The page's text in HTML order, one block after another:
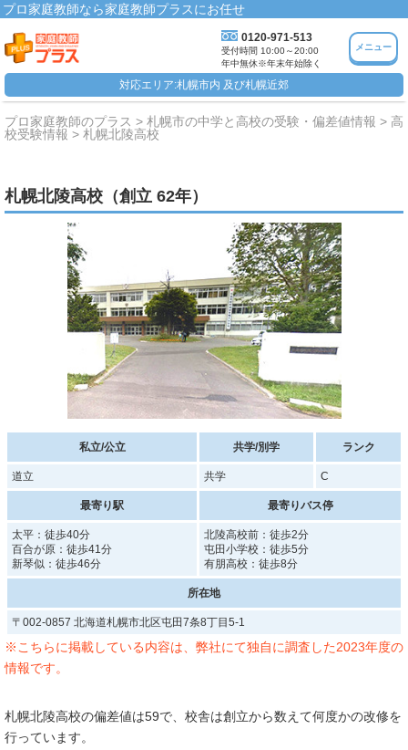
プロ家庭教師なら家庭教師プラスにお任せ
0120-971-513
受付時間 10:00～20:00
年中無休※年末年始除く
メニュー
対応エリア:札幌市内 及び札幌近郊
プロ家庭教師のプラス 札幌市の中学と高校の受験・偏差値情報
高
校受験情報
札幌北陵高校
札幌北陵高校（創立 62年）
私立/公立 共学/別学 ランク
道立 共学 C
最寄り駅 最寄りバス停
太平：徒歩40分
百合が原：徒歩41分
新琴似：徒歩46分
北陵高校前：徒歩2分
屯田小学校：徒歩5分
有朋高校：徒歩8分
所在地
〒002-0857 北海道札幌市北区屯田7条8丁目5-1
※こちらに掲載している内容は、弊社にて独自に調査した2023年度の
情報です。
札幌北陵高校の偏差値は59で、校舎は創立から数えて何度かの改修を
行っています。